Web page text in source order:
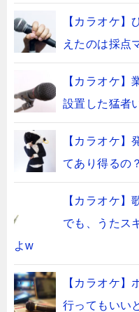
【カラオケ】
えたのは採点
【カラオケ】
設置した猛者
【カラオケ】
てあり得るの？
【カラオケ】
でも、うたス
よw
【カラオケ
行ってもいい